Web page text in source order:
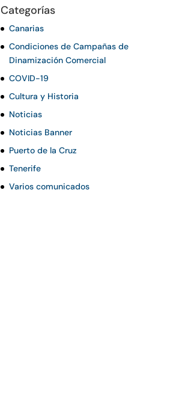
Categorías
Canarias
Condiciones de Campañas de
Dinamización Comercial
COVID-19
Cultura y Historia
Noticias
Noticias Banner
Puerto de la Cruz
Tenerife
Varios comunicados